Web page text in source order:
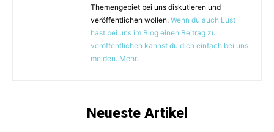
Themengebiet bei uns diskutieren und
veröffentlichen wollen. Wenn du auch Lust
hast bei uns im Blog einen Beitrag zu
veröffentlichen kannst du dich einfach bei uns
melden. Mehr...
Neueste Artikel